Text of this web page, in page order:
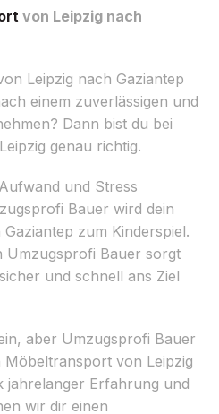
von Leipzig nach
Leipzig nach Gaziantep
einem zuverlässigen und
Dann bist du bei
genau richtig.
und Stress
Bauer wird dein
zum Kinderspiel.
Umzugsprofi Bauer sorgt
und schnell ans Ziel
aber Umzugsprofi Bauer
Möbeltransport von Leipzig
jahrelanger Erfahrung und
wir dir einen